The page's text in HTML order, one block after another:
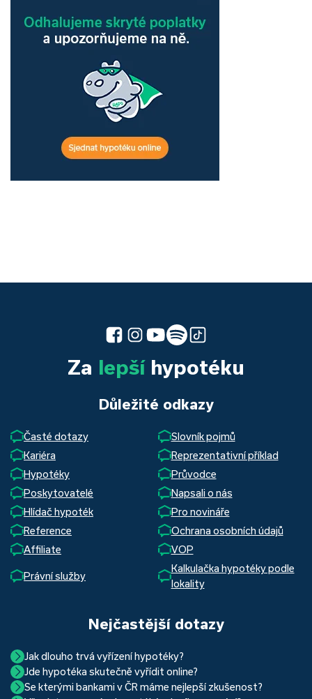
Za lepšíhypotéku
Důležité odkazy
Časté dotazy
Slovník pojmů
Kariéra
Reprezentativní příklad
Hypotéky
Průvodce
Poskytovatelé
Napsali o nás
Hlídač hypoték
Pro novináře
Reference
Ochrana osobních údajů
Affiliate
VOP
Právní služby
Kalkulačka hypotéky podle
lokality
Nejčastější dotazy
Jak dlouho trvá vyřízení hypotéky?
Hypotéka se dá zvládnout za měsíc i za tři. Nejčastěji její
uzavření trvá okolo 2 měsíců. Důvodem je především
Jde hypotéka skutečně vyřídit online?
Ano, skutečně jde. Díky moderním technologiím, které
Se kterými bankami v ČR máme nejlepší zkušenost?